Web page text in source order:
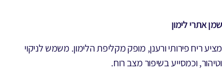
שמן אתרי לימון
מציע ריח פירותי ורענן, מופק מקליפת הלימון. משמש לניקוי
וטיהור, וכמסייע בשיפור מצב רוח.